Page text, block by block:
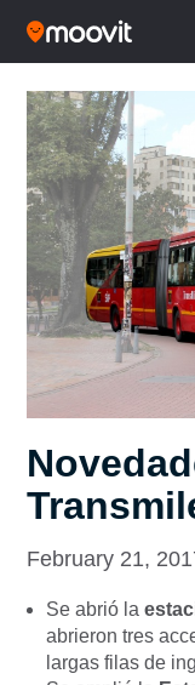
February 21,
Se abrió la
abrieron tres
largas filas de